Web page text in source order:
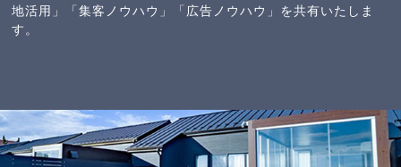
地活用」「集客ノウハウ」「広告ノウハウ」を共有いたしま
す。